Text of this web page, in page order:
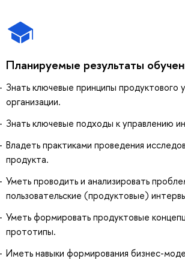
Планируемые результаты
Знать ключевые принципы продуктового
организации.
Знать ключевые подходы к управлению
Владеть практиками проведения
продукта.
Уметь проводить и анализировать
пользовательские (продуктовые)
Уметь формировать продуктовые
прототипы.
Иметь навыки формирования бизнес-